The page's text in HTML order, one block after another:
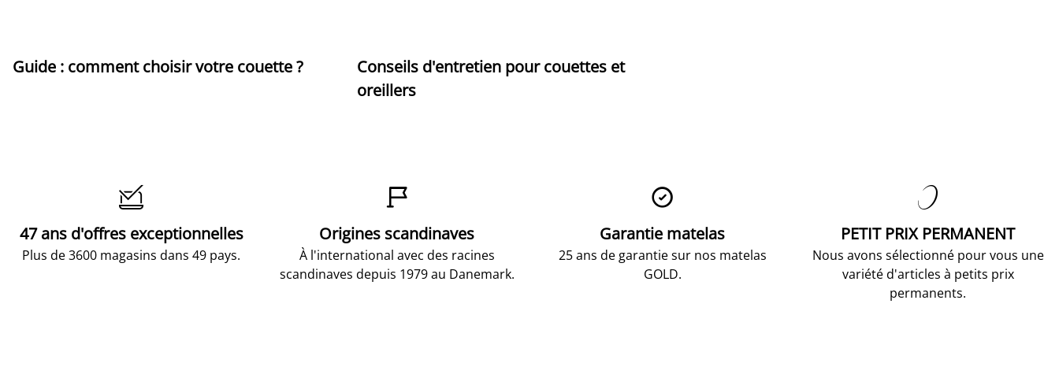
Guide : comment choisir votre couette ?
Conseils d'entretien pour couettes et
oreillers

47 ans d'offres exceptionnelles
Plus de 3600 magasins dans 49 pays.

Origines scandinaves
À l'international avec des racines
scandinaves depuis 1979 au Danemark.

Garantie matelas
25 ans de garantie sur nos matelas
GOLD.

PETIT PRIX PERMANENT
Nous avons sélectionné pour vous une
variété d'articles à petits prix
permanents.